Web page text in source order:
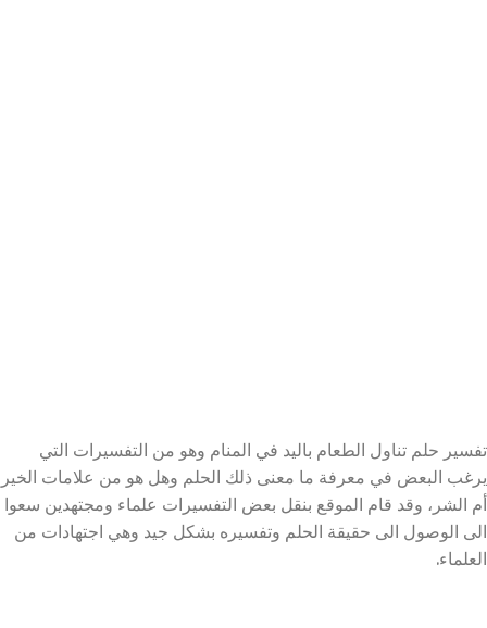
تفسير حلم تناول الطعام باليد في المنام وهو من التفسيرات التي
يرغب البعض في معرفة ما معنى ذلك الحلم وهل هو من علامات الخير
أم الشر، وقد قام الموقع بنقل بعض التفسيرات علماء ومجتهدين سعوا
الى الوصول الى حقيقة الحلم وتفسيره بشكل جيد وهي اجتهادات من
العلماء.